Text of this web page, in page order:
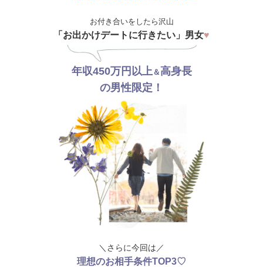
お付き合いをしたら沢山
「お出かけデートに行きたい」男女♥
年収450万円以上 ＆高身長
の男性限定！
＼さらに今回は／
理想のお相手条件TOP3♡